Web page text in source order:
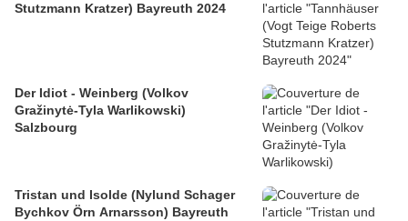
Stutzmann Kratzer) Bayreuth 2024
Der Idiot - Weinberg (Volkov
Gražinytė-Tyla Warlikowski)
Salzbourg
Tristan und Isolde (Nylund Schager
Bychkov Örn Arnarsson) Bayreuth